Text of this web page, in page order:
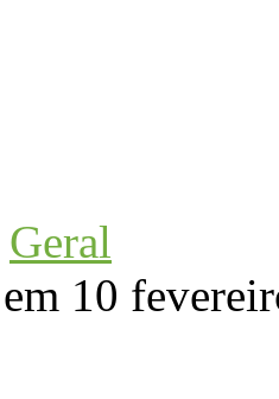
Geral
10